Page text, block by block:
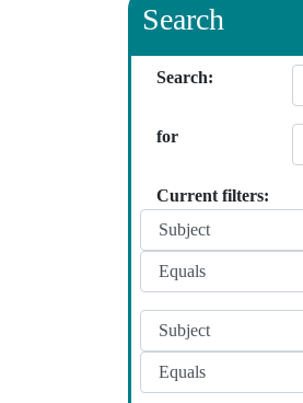
Search
Search:
for
Current filters: